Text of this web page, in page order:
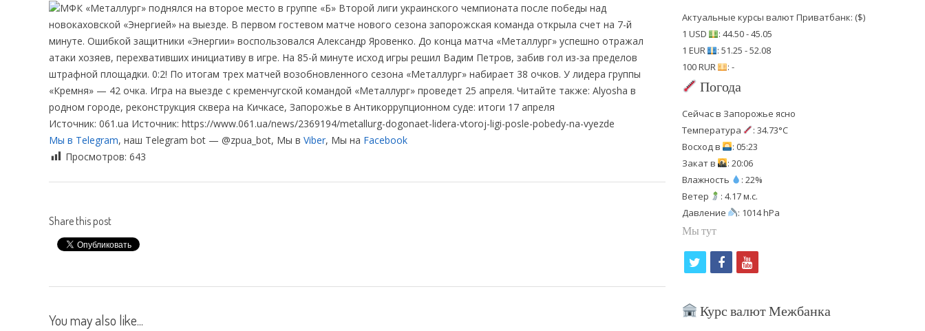
МФК «Металлург» поднялся на второе место в группе «Б» Второй лиги украинского чемпионата после победы над
новокаховской «Энергией» на выезде. В первом гостевом матче нового сезона запорожская команда открыла счет на 7-й
минуте. Ошибкой защитники «Энергии» воспользовался Александр Яровенко. До конца матча «Металлург» успешно отражал
атаки хозяев, перехвативших инициативу в игре. На 85-й минуте исход игры решил Вадим Петров, забив гол из-за пределов
штрафной площадки. 0:2! По итогам трех матчей возобновленного сезона «Металлург» набирает 38 очков. У лидера группы
«Кремня» — 42 очка. Игра на выезде с кременчугской командой «Металлург» проведет 25 апреля. Читайте также: Alyosha в
родном городе, реконструкция сквера на Кичкасе, Запорожье в Антикоррупционном суде: итоги 17 апреля
Источник: 061.ua Источник: https://www.061.ua/news/2369194/metallurg-dogonaet-lidera-vtoroj-ligi-posle-pobedy-na-vyezde
Мы в Telegram, наш Telegram bot — @zpua_bot, Мы в Viber, Мы на Facebook
Просмотров: 643
Share this post
You may also like...
Актуальные курсы валют Приватбанк: ($)
1 USD
: 44.50 - 45.05
1 EUR
: 51.25 - 52.08
100 RUR
: -
Погода
Сейчас в Запорожье ясно
Температура
: 34.73°C
Восход в
: 05:23
Закат в
: 20:06
Влажность
: 22%
Ветер
: 4.17 м.с.
Давление
: 1014 hPa
Мы тут
i
f
c
y
u
Курс валют Межбанка